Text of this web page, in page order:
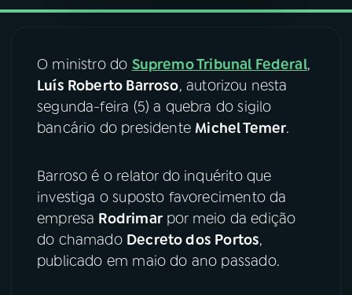
08FESTIVAL DE MÚSICA
ACOMPANHE A RÁDIO NACIONAL
YouTube Facebook
Instagram
O ministro do Supremo Tribunal Federal,
Luís Roberto Barroso, autorizou nesta
segunda-feira (5) a quebra do sigilo
bancário do presidente Michel Temer.
Barroso é o relator do inquérito que
investiga o suposto favorecimento da
empresa Rodrimarpor meio da edição
do chamado Decreto dos Portos,
publicado em maio do ano passado.